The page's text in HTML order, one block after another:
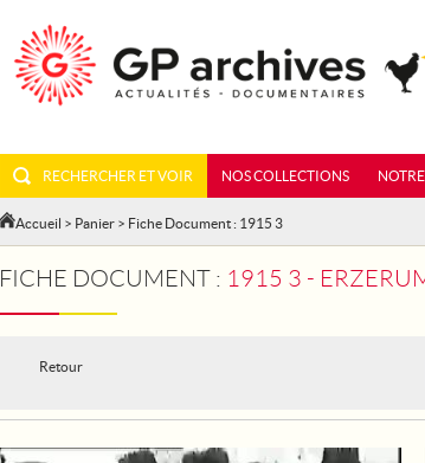
RECHERCHER ET VOIR NOS COLLECTIONS
Accueil > Panier > Fiche Document : 1915 3
FICHE DOCUMENT : 1915 3 -
Retour